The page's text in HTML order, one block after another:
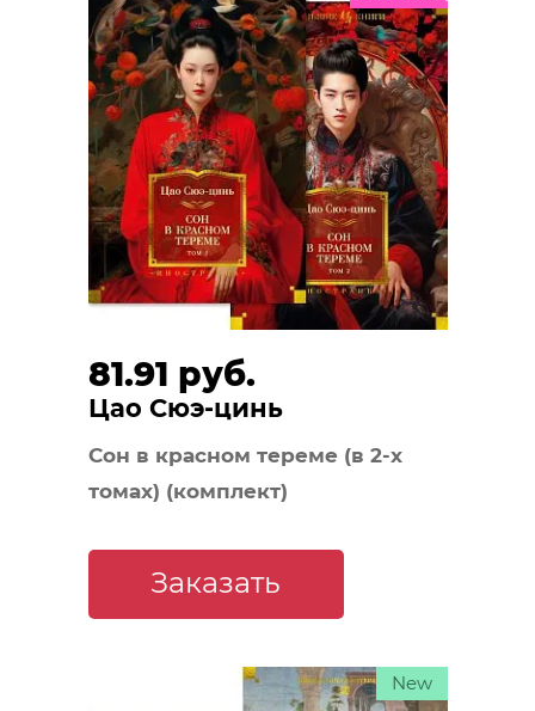
81.91 руб.
Цао Сюэ-цинь
Сон в красном тереме (в 2-х
томах) (комплект)
Заказать
New